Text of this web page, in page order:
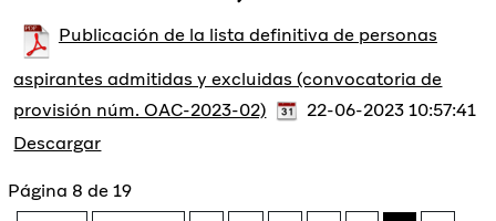
Publicación de la lista definitiva de personas
aspirantes admitidas y excluidas (convocatoria de
provisión núm. OAC-2023-02)
22-06-2023 10:57:41
Descargar
Página 8 de 19